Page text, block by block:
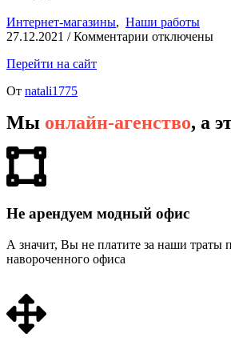
Интернет-магазины, Наши работы
27.12.2021 / Комментарии отключены
Перейти на сайт
От natali1775
Мы онлайн-агенство, а
Не арендуем модный офис
А значит, Вы не платите за наши траты
навороченного офиса